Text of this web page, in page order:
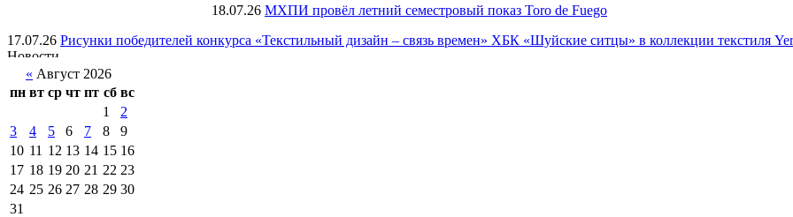
18.07.26 МХПИ провёл летний семестровый показ Toro de Fuego
17.07.26 Рисунки победителей конкурса «Текстильный дизайн – связь времен» ХБК «Шуйские ситцы» в коллекции текстиля
« Август 2026
пн вт ср чт пт сб вс
1
2
3
4 5 6 7 8
9
10 11 12 13 14 15 16
17 18 19 20 21 22 23
24 25 26 27 28 29 30
31